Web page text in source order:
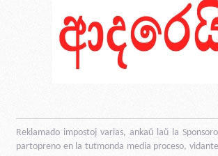
Reklamado impostoj varias, ankaŭ laŭ la
partopreno en la tutmonda media proceso,